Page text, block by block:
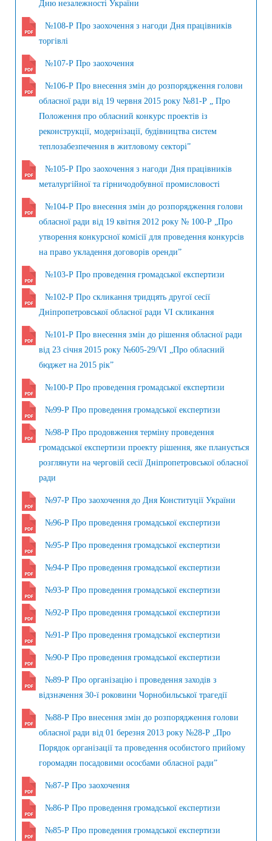
Дню незалежності України
№108-Р Про заохочення з нагоди Дня працівників
торгівлі
№107-Р Про заохочення
№106-Р Про внесення змін до розпорядження голови
обласної ради від 19 червня 2015 року №81-Р „ Про
Положення про обласний конкурс проектів із
реконструкції, модернізації, будівництва систем
теплозабезпечення в житловому секторі”
№105-Р Про заохочення з нагоди Дня працівників
металургійної та гірничодобувної промисловості
№104-Р Про внесення змін до розпорядження голови
обласної ради від 19 квітня 2012 року № 100-Р „Про
утворення конкурсної комісії для проведення конкурсів
на право укладення договорів оренди”
№103-Р Про проведення громадської експертизи
№102-Р Про скликання тридцять другої сесії
Дніпропетровської обласної ради VI скликання
№101-Р Про внесення змін до рішення обласної ради
від 23 січня 2015 року №605-29/VI „Про обласний
бюджет на 2015 рік”
№100-Р Про проведення громадської експертизи
№99-Р Про проведення громадської експертизи
№98-Р Про продовження терміну проведення
громадської експертизи проекту рішення, яке планується
розглянути на черговій сесії Дніпропетровської обласної
ради
№97-Р Про заохочення до Дня Конституції України
№96-Р Про проведення громадської експертизи
№95-Р Про проведення громадської експертизи
№94-Р Про проведення громадської експертизи
№93-Р Про проведення громадської експертизи
№92-Р Про проведення громадської експертизи
№91-Р Про проведення громадської експертизи
№90-Р Про проведення громадської експертизи
№89-Р Про організацію і проведення заходів з
відзначення 30-ї роковини Чорнобильської трагедії
№88-Р Про внесення змін до розпорядження голови
обласної ради від 01 березня 2013 року №28-Р „Про
Порядок організації та проведення особистого прийому
горомадян посадовими ососбами обласної ради”
№87-Р Про заохочення
№86-Р Про проведення громадської експертизи
№85-Р Про проведення громадської експертизи